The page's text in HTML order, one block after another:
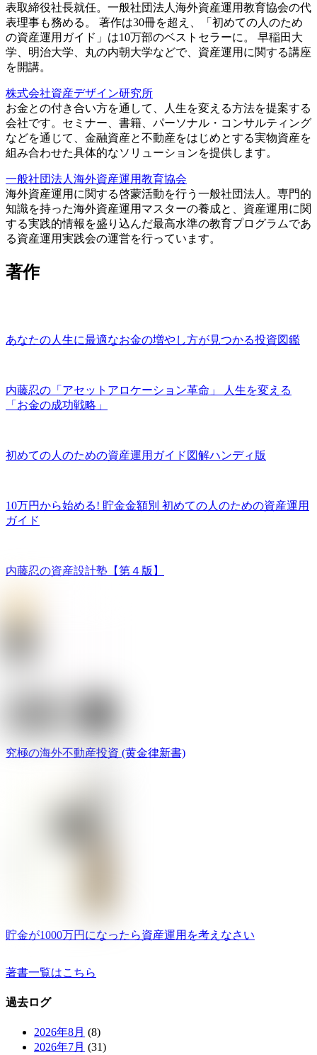
表取締役社長就任。一般社団法人海外資産運用教育協会の代
表理事も務める。 著作は30冊を超え、「初めての人のため
の資産運用ガイド」は10万部のベストセラーに。 早稲田大
学、明治大学、丸の内朝大学などで、資産運用に関する講座
を開講。
株式会社資産デザイン研究所
お金との付き合い方を通して、人生を変える方法を提案する
会社です。セミナー、書籍、パーソナル・コンサルティング
などを通じて、金融資産と不動産をはじめとする実物資産を
組み合わせた具体的なソリューションを提供します。
一般社団法人海外資産運用教育協会
海外資産運用に関する啓蒙活動を行う一般社団法人。専門的
知識を持った海外資産運用マスターの養成と、資産運用に関
する実践的情報を盛り込んだ最高水準の教育プログラムであ
る資産運用実践会の運営を行っています。
著作
あなたの人生に最適なお金の増やし方が見つかる投資図鑑
内藤忍の「アセットアロケーション革命」 人生を変える
「お金の成功戦略」
初めての人のための資産運用ガイド図解ハンディ版
10万円から始める! 貯金金額別 初めての人のための資産運用
ガイド
内藤忍の資産設計塾【第４版】
究極の海外不動産投資 (黄金律新書)
貯金が1000万円になったら資産運用を考えなさい
著書一覧はこちら
過去ログ
2026年8月 (8)
2026年7月 (31)